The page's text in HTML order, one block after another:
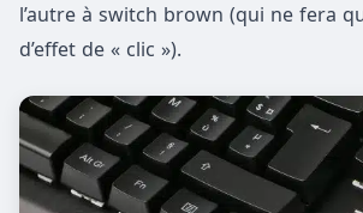
l’autre à switch brown (qui ne fera
d’effet de « clic »).